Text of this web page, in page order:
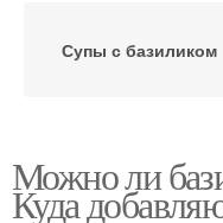
Супы с базиликом
Базилик в десертах
Можно ли
Куда